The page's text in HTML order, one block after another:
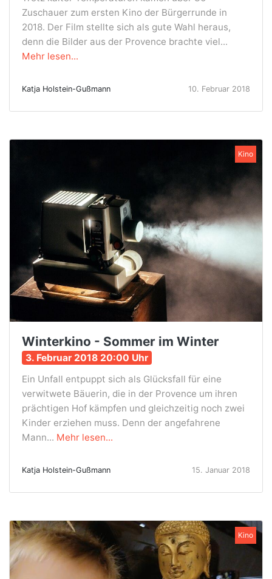
Zuschauer zum ersten Kino der Bürgerrunde in
2018. Der Film stellte sich als gute Wahl heraus,
denn die Bilder aus der Provence brachte viel...
Mehr lesen...
Katja Holstein-Gußmann 10. Februar 2018
Kino
Winterkino - Sommer im Winter
3. Februar 2018 20:00 Uhr
Ein Unfall entpuppt sich als Glücksfall für eine
verwitwete Bäuerin, die in der Provence um ihren
prächtigen Hof kämpfen und gleichzeitig noch zwei
Kinder erziehen muss. Denn der angefahrene
Mann... Mehr lesen...
Katja Holstein-Gußmann 15. Januar 2018
Kino